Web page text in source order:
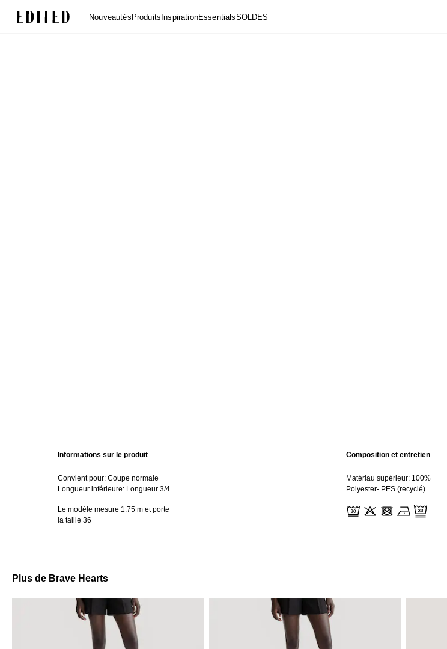
NouveautésProduitsInspirationEssentialsSOLDES
Informations sur le produit
Convient pour: Coupe normale
Longueur inférieure: Longueur 3/4
Le modèle mesure 1.75 m et porte
la taille 36
Composition et entretien
Matériau supérieur: 100%
Polyester- PES (recyclé)
Plus de Brave Hearts